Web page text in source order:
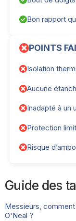
Bon rapport
POINTS
Isolation
Aucune
Inadapté à un
Protection
Risque
Guide des
Messieurs,
O'Neal ?